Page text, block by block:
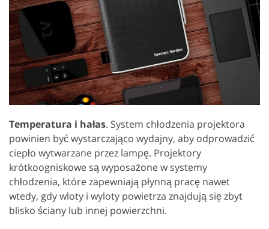
Temperatura i hałas. System chłodzenia projektora
powinien być wystarczająco wydajny, aby odprowadzić
ciepło wytwarzane przez lampę. Projektory
krótkoogniskowe są wyposażone w systemy
chłodzenia, które zapewniają płynną pracę nawet
wtedy, gdy wloty i wyloty powietrza znajdują się zbyt
blisko ściany lub innej powierzchni.